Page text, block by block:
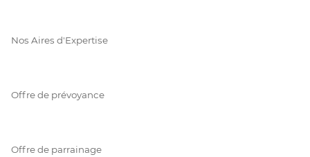
Nos Aires d'Expertise
Offre de prévoyance
Offre de parrainage